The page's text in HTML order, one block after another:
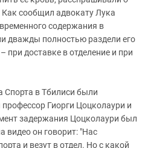
Как сообщил адвокату Лука
содержания в
дважды полностью раздели его
при доставке в отделение и при
Спорта в Тбилиси были
Гиорги Цоцколаури и
задержания Цоцколаури был
видео он говорит: "Нас
и везут в отдел. Но с какой